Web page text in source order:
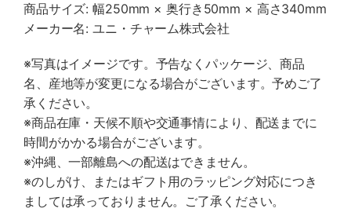
商品サイズ: 幅250mm × 奥行き50mm × 高さ340mm
メーカー名: ユニ・チャーム株式会社
※写真はイメージです。予告なくパッケージ、商品
名、産地等が変更になる場合がございます。予めご了
承ください。
※商品在庫・天候不順や交通事情により、配送までに
時間がかかる場合がございます。
※沖縄、一部離島への配送はできません。
※のしがけ、またはギフト用のラッピング対応につき
ましては承っておりません。ご了承ください。